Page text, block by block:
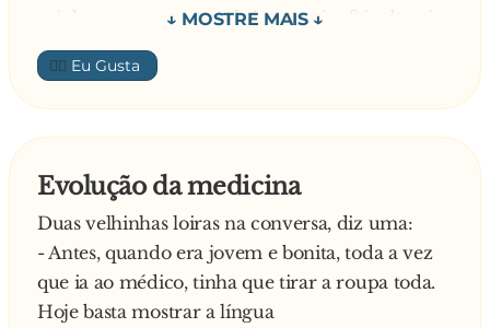
minha esposa, em geral sinto muito frio depois
da primeira, e, depois da segunda, sinto muito
calor.
O médico estranha e diz que nunca ouviu falar
disso, mas vai pequisar
diz:
- Está tudo ótpimo com a senhora. Existe
alguma coisa que a preocupa?
A senhora diz que não tem nenhuma pergunta
ou preocupação. O medico, aproveita e
👍🏼
Evolução da medicina
Duas velhinhas loiras na conversa, diz uma:
- Antes, quando era jovem e bonita, toda a vez
que ia ao médico, tinha que tirar a roupa toda.
Hoje basta mostrar a língua